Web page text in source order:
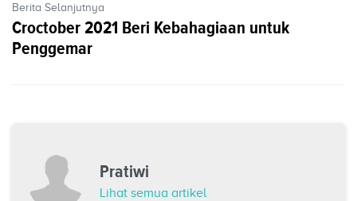
Berita Selanjutnya
Croctober 2021 Beri Kebahagiaan untuk
Penggemar
Pratiwi
Lihat semua artikel